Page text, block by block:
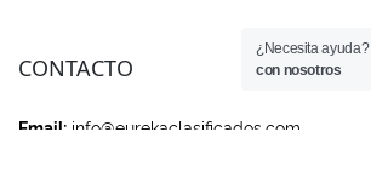
CONTACTO
Email: info@eurekaclasificados.com
¿Necesita ayuda?
con nosotros